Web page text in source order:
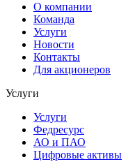
О компании
Команда
Услуги
Новости
Контакты
Для акционеров
Услуги
Услуги
Федресурс
АО и ПАО
Цифровые активы